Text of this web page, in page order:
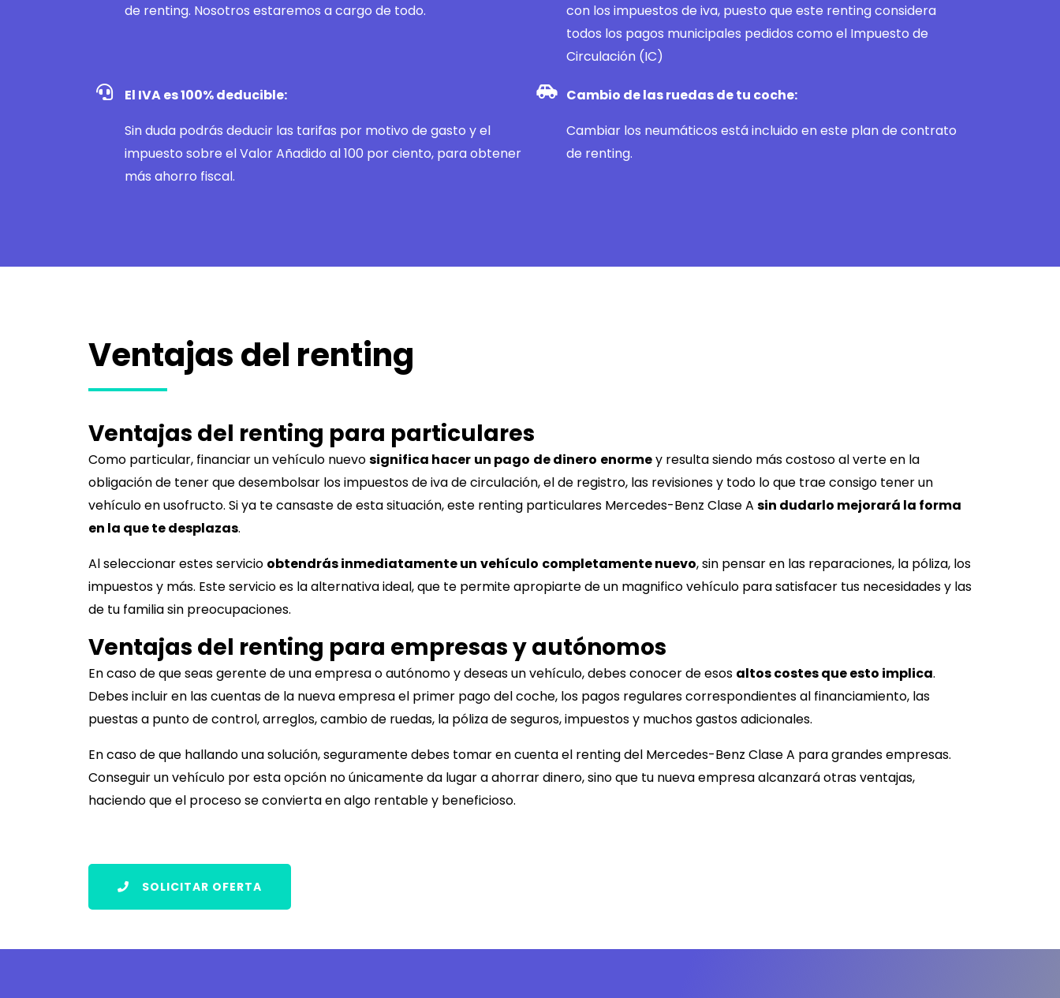
de renting. Nosotros estaremos a cargo de todo.
con los impuestos de iva, puesto que este renting considera
todos los pagos municipales pedidos como el Impuesto de
Circulación (IC)
El IVA es 100% deducible:
Sin duda podrás deducir las tarifas por motivo de gasto y el
impuesto sobre el Valor Añadido al 100 por ciento, para obtener
más ahorro fiscal.
Cambio de las ruedas de tu coche:
Cambiar los neumáticos está incluido en este plan de contrato
de renting.
Ventajas del renting
Ventajas del renting para particulares
Como particular, financiar un vehículo nuevosignifica hacer un pago de dinero enormey resulta siendo más costoso al verte en la
obligación de tener que desembolsar los impuestos de iva de circulación, el de registro, las revisiones y todo lo que trae consigo tener un
vehículo en usofructo. Si ya te cansaste de esta situación, este renting particulares Mercedes-Benz Clase A sin dudarlo mejorará la forma
en la que te desplazas.
Al seleccionar estes servicio obtendrás inmediatamente un vehículo completamente nuevo, sin pensar en las reparaciones, la póliza, los
impuestos y más. Este servicio es la alternativa ideal, que te permite apropiarte de un magnifico vehículo para satisfacer tus necesidades y las
de tu familia sin preocupaciones.
Ventajas del renting para empresas y autónomos
En caso de que seas gerente de una empresa o autónomo y deseas un vehículo, debes conocer de esos altos costes que esto implica.
Debes incluir en las cuentas de la nueva empresa el primer pago del coche, los pagos regulares correspondientes al financiamiento, las
puestas a punto de control, arreglos, cambio de ruedas, la póliza de seguros, impuestos y muchos gastos adicionales.
En caso de que hallando una solución, seguramente debes tomar en cuenta el renting del Mercedes-Benz Clase A para grandes empresas.
Conseguir un vehículo por esta opción no únicamente da lugar a ahorrar dinero, sino que tu nueva empresa alcanzará otras ventajas,
haciendo que el proceso se convierta en algo rentable y beneficioso.
SOLICITAR OFERTA